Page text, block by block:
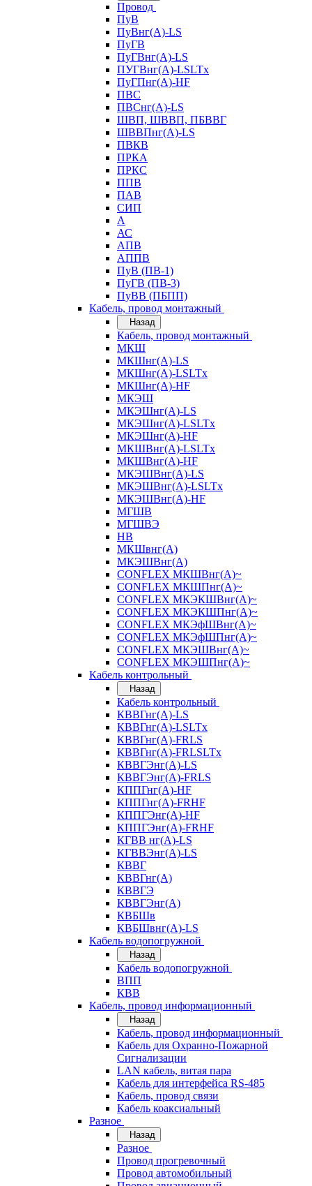
Провод
ПуВ
ПуВнг(А)-LS
ПуГВ
ПуГВнг(А)-LS
ПУГВнг(А)-LSLTx
ПуГПнг(А)-HF
ПВС
ПВСнг(А)-LS
ШВП, ШВВП, ПБВВГ
ШВВПнг(А)-LS
ПВКВ
ПРКА
ПРКС
ППВ
ПАВ
СИП
А
АС
АПВ
АППВ
ПуВ (ПВ-1)
ПуГВ (ПВ-3)
ПуВВ (ПБПП)
Кабель, провод монтажный
Назад
Кабель, провод монтажный
МКШ
МКШнг(А)-LS
МКШнг(А)-LSLTx
МКШнг(А)-HF
МКЭШ
МКЭШнг(А)-LS
МКЭШнг(А)-LSLTx
МКЭШнг(А)-HF
МКШВнг(A)-LSLTx
МКШВнг(А)-HF
МКЭШВнг(А)-LS
МКЭШВнг(A)-LSLTx
МКЭШВнг(А)-HF
МГШВ
МГШВЭ
НВ
МКШвнг(А)
МКЭШВнг(А)
CONFLEX МКШВнг(А)~
CONFLEX МКШПнг(А)~
CONFLEX МКЭКШВнг(А)~
CONFLEX МКЭКШПнг(А)~
CONFLEX МКЭфШВнг(А)~
CONFLEX МКЭфШПнг(А)~
CONFLEX МКЭШВнг(А)~
CONFLEX МКЭШПнг(А)~
Кабель контрольный
Назад
Кабель контрольный
КВВГнг(А)-LS
КВВГнг(А)-LSLTx
КВВГнг(А)-FRLS
КВВГнг(А)-FRLSLTx
КВВГЭнг(А)-LS
КВВГЭнг(А)-FRLS
КППГнг(А)-HF
КППГнг(А)-FRHF
КППГЭнг(А)-HF
КППГЭнг(А)-FRHF
КГВВ нг(А)-LS
КГВВЭнг(А)-LS
КВВГ
КВВГнг(А)
КВВГЭ
КВВГЭнг(А)
КВБШв
КВБШвнг(А)-LS
Кабель водопогружной
Назад
Кабель водопогружной
ВПП
КВВ
Кабель, провод информационный
Назад
Кабель, провод информационный
Кабель для Охранно-Пожарной
Сигнализации
LAN кабель, витая пара
Кабель для интерфейса RS-485
Кабель, провод связи
Кабель коаксиальный
Разное
Назад
Разное
Провод прогревочный
Провод автомобильный